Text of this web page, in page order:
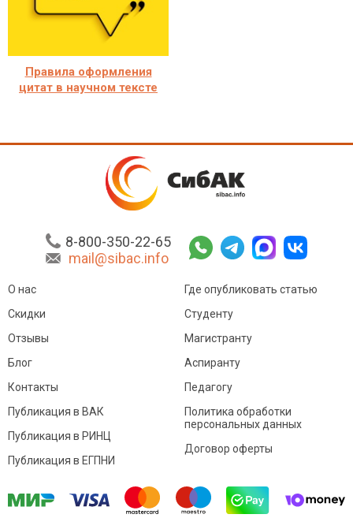
Правила оформления
цитат в научном тексте
8-800-350-22-65
mail@sibac.info
О нас
Скидки
Отзывы
Блог
Контакты
Где опубликовать статью
Студенту
Магистранту
Аспиранту
Педагогу
Публикация в ВАК
Публикация в РИНЦ
Публикация в ЕГПНИ
Политика обработки
персональных данных
Договор оферты